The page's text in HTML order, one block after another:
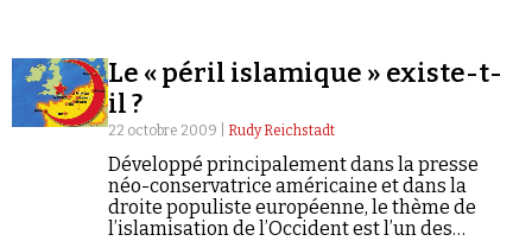
septembre 2000 à Netzarim
Le « péril islamique » existe-t-
il ?
22 octobre 2009 | Rudy Reichstadt
Développé principalement dans la presse
néo-conservatrice américaine et dans la
droite populiste européenne, le thème de
l’islamisation de l’Occident est l’un des